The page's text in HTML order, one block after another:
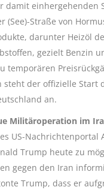
damit einhergehenden
(See)-Straße von
darunter Heizöl
gezielt Benzin
temporären
steht der offizielle Start
an.
Militäroperation im
US-Nachrichtenportal
Trump heute zu
gegen den Iran
Trump, dass er